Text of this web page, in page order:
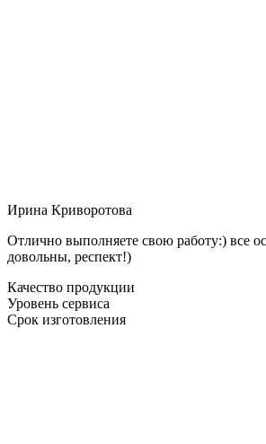
Ирина Криворотова
Отлично выполняете свою работу:) все
довольны, респект!)
Качество продукции
Уровень сервиса
Срок изготовления